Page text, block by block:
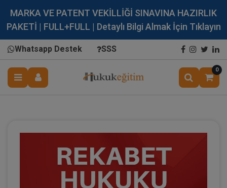
MARKA VE PATENT VEKİLLİĞİ SINAVINA HAZIRLIK
PAKETİ | FULL+FULL | Detaylı Bilgi Almak İçin Tıklayın
Whatsapp Destek SSS
0